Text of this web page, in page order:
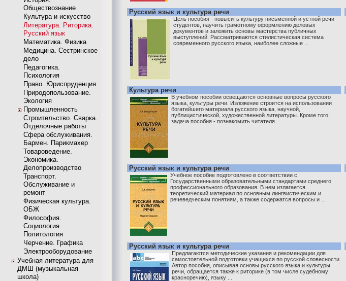
Обществознание
Культура и искусство
Литература. Риторика.
Русский язык
Математика. Физика
Медицина. Сестринское
дело
Педагогика.
Психология
Право. Юриспруденция
Природопользование.
Экология
Промышленность
Строительство. Сварка.
Отделочные работы
Сфера обслуживания.
Бармен. Парикмахер
Товароведение.
Экономика.
Делопроизводство
Транспорт.
Обслуживание и
ремонт
Физическая культура.
ОБЖ
Философия.
Социология.
Политология
Черчение. Графика
Электрооборудование
Учебная литература для
ДМШ (музыкальная
школа)
Русский язык и культура речи
Цель пособия - повысить культуру письменной и устной речи
студентов, научить грамотному оформлению деловых
документов и заложить основы мастерства публичных
выступлений. Рассматриваются стилистическая система
современного русского языка, наиболее сложные ...
Культура речи
В учебном пособии освещаются основные вопросы русского
языка, культуры речи. Изложение строится на использовании
богатейшего материала русского языка, научной,
публицистической, художественной литературы. Кроме того,
задача пособия - познакомить читателя ...
Русский язык и культура речи
Учебное пособие подготовлено в соответствии с
Государственными образовательными стандартами среднего
профессионального образования. В нем излагается
теоретический материал по основным лингвистическим и
речеведческим понятиям, а также содержатся вопросы и ...
Русский язык и культура речи
Предлагаются методические указания и рекомендации для
самостоятельной подготовки учащихся по русской словесности.
Автор пособия, описывая основы русского языка и культуры
речи, обращается также к риторике (в том числе судебному
красноречию), языку ...